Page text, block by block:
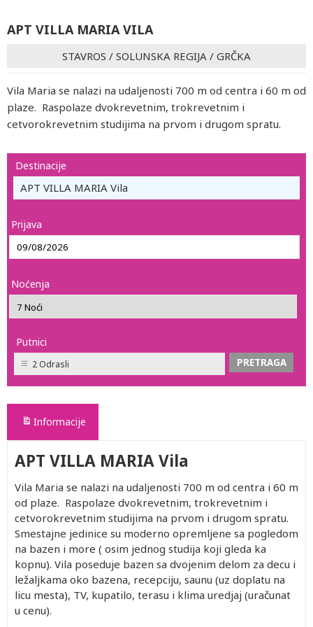
APT VILLA MARIA VILA
STAVROS / SOLUNSKA REGIJA / GRČKA
Vila Maria se nalazi na udaljenosti 700 m od centra i 60 m od
plaze. Raspolaze dvokrevetnim, trokrevetnim i
cetvorokrevetnim studijima na prvom i drugom spratu.
Destinacije
APT VILLA MARIA Vila
Prijava
Noćenja
Putnici
2 Odrasli
Informacije
APT VILLA MARIA Vila
Vila Maria se nalazi na udaljenosti 700 m od centra i 60 m
od plaze. Raspolaze dvokrevetnim, trokrevetnim i
cetvorokrevetnim studijima na prvom i drugom spratu.
Smestajne jedinice su moderno opremljene sa pogledom
na bazen i more ( osim jednog studija koji gleda ka
kopnu). Vila poseduje bazen sa dvojenim delom za decu i
ležaljkama oko bazena, recepciju, saunu (uz doplatu na
licu mesta), TV, kupatilo, terasu i klima uredjaj (uračunat
u cenu).